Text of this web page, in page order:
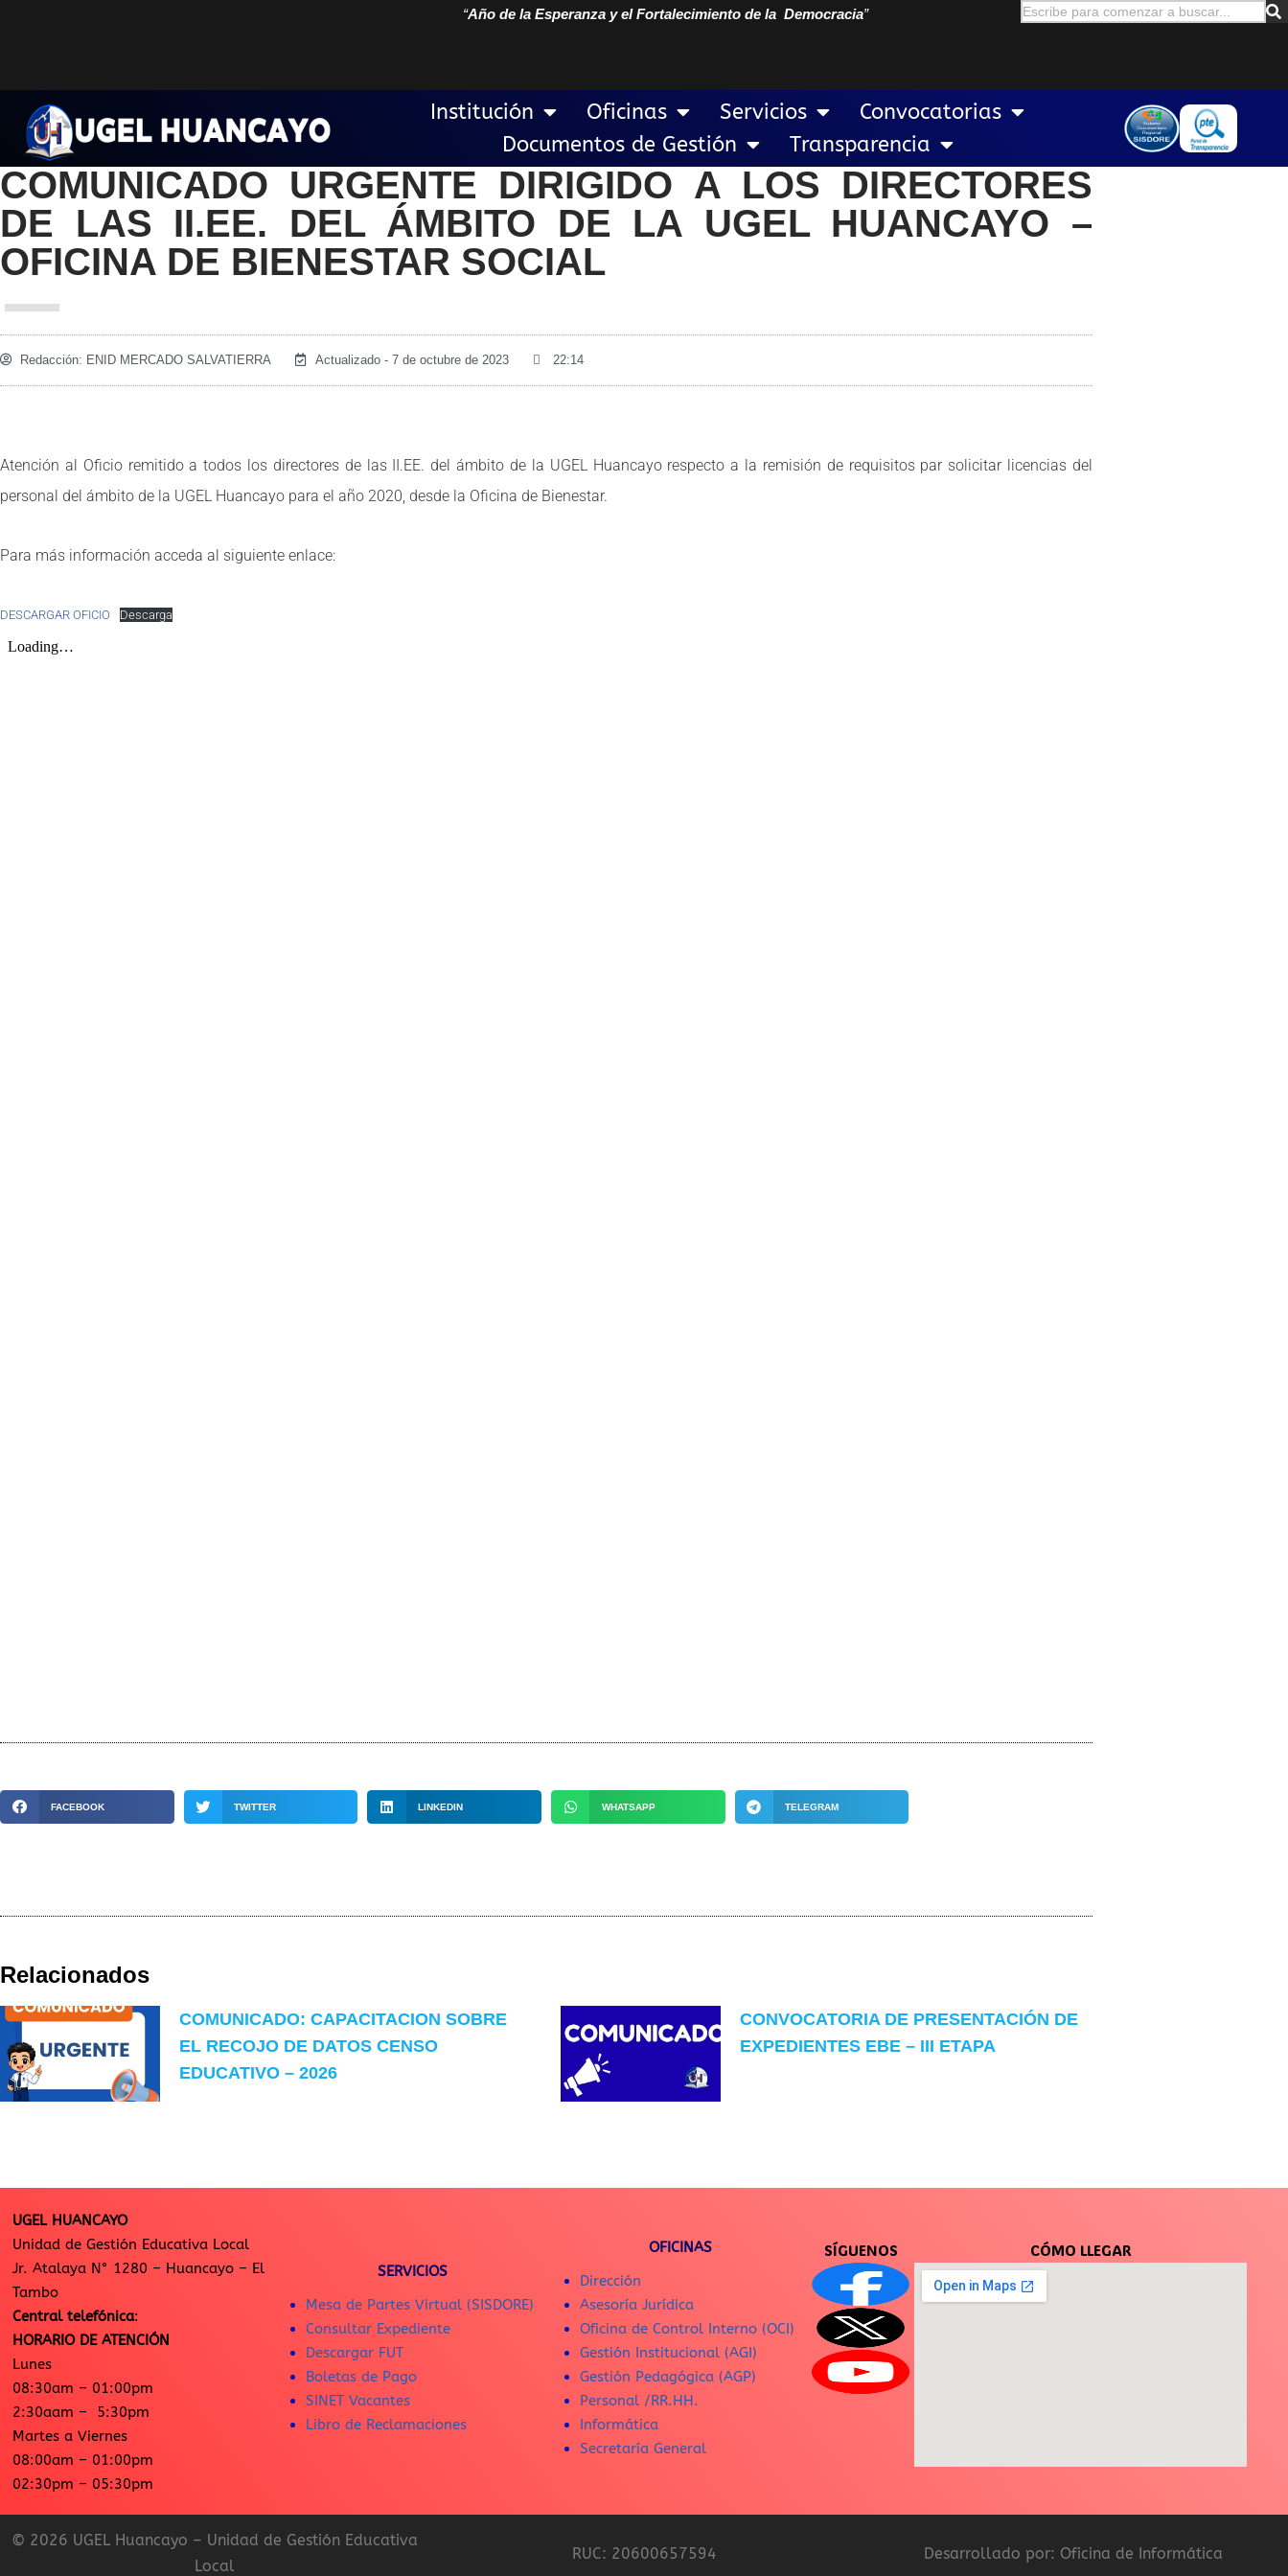
contenido
“Año de la Esperanza y el Fortalecimiento de la Democracia”
Institución Oficinas Servicios
Convocatorias
Documentos de Gestión
Transparencia
COMUNICADO URGENTE DIRIGIDO A LOS DIRECTORES
DE LAS II.EE. DEL ÁMBITO DE LA UGEL HUANCAYO –
OFICINA DE BIENESTAR SOCIAL
Redacción: ENID MERCADO SALVATIERRA Actualizado - 7 de octubre de 2023 22:14
Atención al Oficio remitido a todos los directores de las II.EE. del ámbito de la UGEL Huancayo respecto a la remisión de requisitos par solicitar licencias del
personal del ámbito de la UGEL Huancayo para el año 2020, desde la Oficina de Bienestar.
Para más información acceda al siguiente enlace:
DESCARGAR OFICIO Descarga
FACEBOOK TWITTER LINKEDIN WHATSAPP TELEGRAM
Relacionados
COMUNICADO: CAPACITACION SOBRE
EL RECOJO DE DATOS CENSO
EDUCATIVO – 2026
CONVOCATORIA DE PRESENTACIÓN DE
EXPEDIENTES EBE – III ETAPA
UGEL HUANCAYO
Unidad de Gestión Educativa Local
Jr. Atalaya N° 1280 – Huancayo – El
Tambo
Central telefónica:
HORARIO DE ATENCIÓN
Lunes
08:30am – 01:00pm
2:30aam – 5:30pm
Martes a Viernes
08:00am – 01:00pm
02:30pm – 05:30pm
SERVICIOS
Mesa de Partes Virtual (SISDORE)
Consultar Expediente
Descargar FUT
Boletas de Pago
SINET Vacantes
Libro de Reclamaciones
OFICINAS
Dirección
Asesoría Jurídica
Oficina de Control Interno (OCI)
Gestión Institucional (AGI)
Gestión Pedagógica (AGP)
Personal /RR.HH.
Informática
Secretaría General
SÍGUENOS CÓMO LLEGAR
© 2026 UGEL Huancayo – Unidad de Gestión Educativa
Local
RUC: 20600657594 Desarrollado por: Oficina de Informática